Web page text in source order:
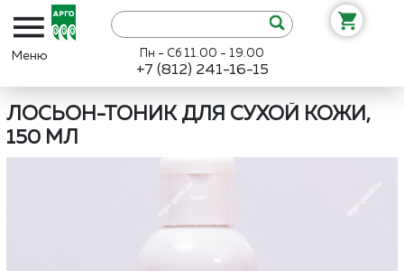
Пн - Сб 11.00 - 19.00
+7 (812) 241-16-15
ЛОСЬОН-ТОНИК ДЛЯ СУХОЙ КОЖИ,
150 МЛ